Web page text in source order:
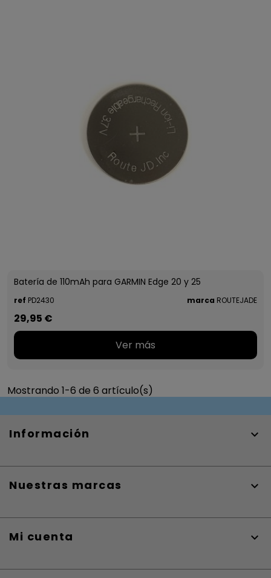
Batería de 110mAh para GARMIN Edge 20 y 25
ref PD2430 marca ROUTEJADE
29,95 €
Ver más
Mostrando 1-6 de 6 artículo(s)
Información 
Nuestras marcas 
Mi cuenta 